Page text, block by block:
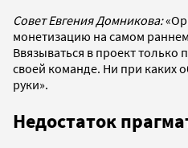
Совет Евгения Домникова:
монетизацию на самом
Ввязываться в проект только
своей команде. Ни при каких
руки».
Недостаток